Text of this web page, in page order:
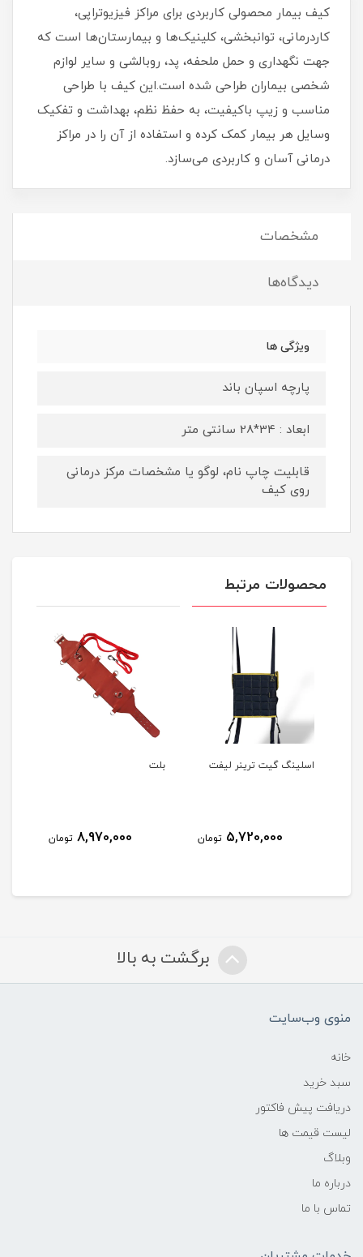
کیف بیمار محصولی کاربردی برای مراکز فیزیوتراپی،
کاردرمانی، توانبخشی، کلینیک‌ها و بیمارستان‌ها است که
جهت نگهداری و حمل ملحفه، پد، روبالشی و سایر لوازم
شخصی بیماران طراحی شده است.این کیف با طراحی
مناسب و زیپ باکیفیت، به حفظ نظم، بهداشت و تفکیک
وسایل هر بیمار کمک کرده و استفاده از آن را در مراکز
درمانی آسان و کاربردی می‌سازد.
مشخصات
دیدگاه‌ها
ویژگی ها
پارچه اسپان باند
ابعاد : 34*28 سانتی متر
قابلیت چاپ نام، لوگو یا مشخصات مرکز درمانی
روی کیف
محصولات مرتبط
اسلینگ گیت ترینر لیفت
5,720,000 تومان
بلت
8,970,000 تومان
برگشت به بالا
منوی وب‌سایت
خانه
سبد خرید
دریافت پیش فاکتور
لیست قیمت ها
وبلاگ
درباره ما
تماس با ما